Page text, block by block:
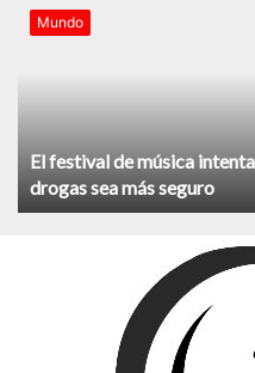
Mundo
El festival de música
drogas sea más seguro